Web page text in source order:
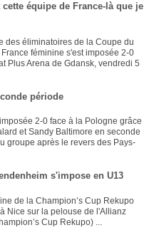
équipe de France-là que je
des éliminatoires de la Coupe du
féminine s'est imposée 2-0
Plus Arena de Gdansk, vendredi 5
période
2-0 face à la Pologne grâce
et Sandy Baltimore en seconde
groupe après le revers des Pays-
s'impose en U13
de la Champion’s Cup Rekupo
Nice sur la pelouse de l'Allianz
Cup Rekupo) ...